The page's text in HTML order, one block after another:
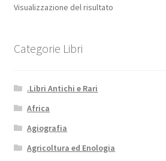
Visualizzazione del risultato
Categorie Libri
.Libri Antichi e Rari
Africa
Agiografia
Agricoltura ed Enologia